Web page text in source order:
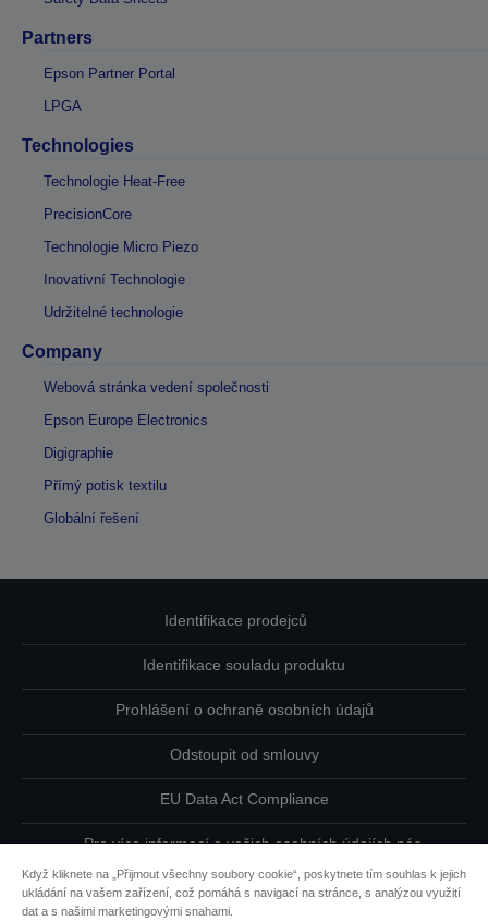
Partners
Epson Partner Portal
LPGA
Technologies
Technologie Heat-Free
PrecisionCore
Technologie Micro Piezo
Inovativní Technologie
Udržitelné technologie
Company
Webová stránka vedení společnosti
Epson Europe Electronics
Digigraphie
Přímý potisk textilu
Globální řešení
Identifikace prodejců
Identifikace souladu produktu
Prohlášení o ochraně osobních údajů
Odstoupit od smlouvy
EU Data Act Compliance
Pro více informací o vašich osobních údajích nás
kontaktujte
Informace o souborech cookie
Když kliknete na „Přijmout všechny soubory cookie“, poskytnete tím souhlas k jejich
ukládání na vašem zařízení, což pomáhá s navigací na stránce, s analýzou využití
dat a s našimi marketingovými snahami.